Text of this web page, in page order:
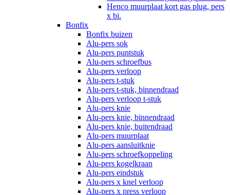
Henco muurplaat kort gas plug, pers
x bi.
Bonfix
Bonfix buizen
Alu-pers sok
Alu-pers puntstuk
Alu-pers schroefbus
Alu-pers verloop
Alu-pers t-stuk
Alu-pers t-stuk, binnendraad
Alu-pers verloop t-stuk
Alu-pers knie
Alu-pers knie, binnendraad
Alu-pers knie, buitendraad
Alu-pers muurplaat
Alu-pers aansluitknie
Alu-pers schroefkoppeling
Alu-pers kogelkraan
Alu-pers eindstuk
Alu-pers x knel verloop
Alu-pers x press verloop